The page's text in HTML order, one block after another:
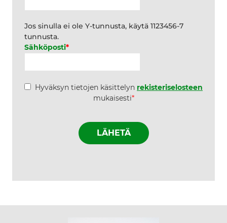
Jos sinulla ei ole Y-tunnusta, käytä 1123456-7
tunnusta.
Sähköposti*
* Hyväksyn tietojen käsittelyn rekisteriselosteen
mukaisesti*